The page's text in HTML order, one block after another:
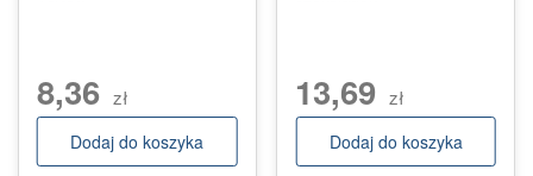
8,36 zł
Dodaj do koszyka
13,69 zł
Dodaj do koszyka